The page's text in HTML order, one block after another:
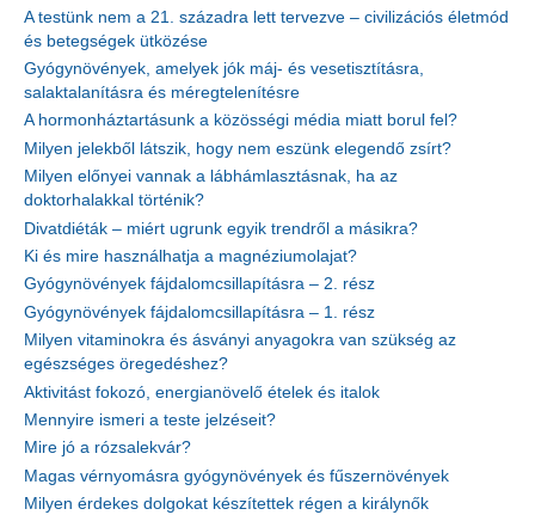
A testünk nem a 21. századra lett tervezve – civilizációs életmód
és betegségek ütközése
Gyógynövények, amelyek jók máj- és vesetisztításra,
salaktalanításra és méregtelenítésre
A hormonháztartásunk a közösségi média miatt borul fel?
Milyen jelekből látszik, hogy nem eszünk elegendő zsírt?
Milyen előnyei vannak a lábhámlasztásnak, ha az
doktorhalakkal történik?
Divatdiéták – miért ugrunk egyik trendről a másikra?
Ki és mire használhatja a magnéziumolajat?
Gyógynövények fájdalomcsillapításra – 2. rész
Gyógynövények fájdalomcsillapításra – 1. rész
Milyen vitaminokra és ásványi anyagokra van szükség az
egészséges öregedéshez?
Aktivitást fokozó, energianövelő ételek és italok
Mennyire ismeri a teste jelzéseit?
Mire jó a rózsalekvár?
Magas vérnyomásra gyógynövények és fűszernövények
Milyen érdekes dolgokat készítettek régen a királynők